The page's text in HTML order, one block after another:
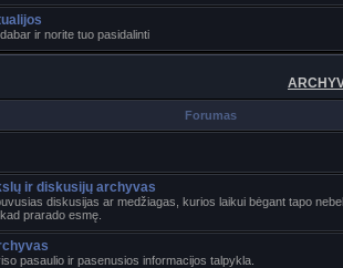
ir norite tuo pasidalinti
Forumas
ir diskusijų archyvas
diskusijas ar medžiagas, kurios laikui bėgant tapo
prarado esmę.
pasaulio ir pasenusios informacijos talpykla.